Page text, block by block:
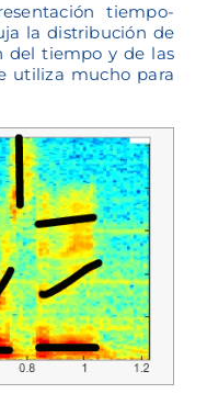
tiempo-
la distribución de
del tiempo y de las
utiliza mucho para